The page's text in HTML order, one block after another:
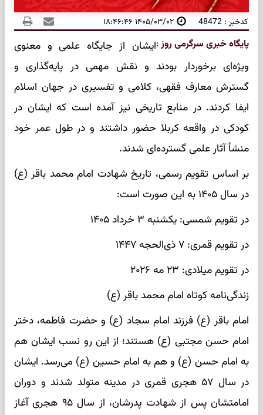
کدخبر : 48472 ۱۴۰۵/۰۳/۰۲ ۱۸:۴۶:۴۶
پایگاه خبری سرگرمی روز:ایشان از جایگاه علمی و معنوی
ویژه‌ای برخوردار بودند و نقش مهمی در پایه‌گذاری و
گسترش معارف فقهی، کلامی و تفسیری در جهان اسلام
ایفا کردند. در منابع تاریخی نیز آمده است که ایشان در
کودکی در واقعه کربلا حضور داشتند و در طول عمر خود
منشأ آثار علمی گسترده‌ای شدند.
بر اساس تقویم رسمی، تاریخ شهادت امام محمد باقر (ع)
در سال ۱۴۰۵ به این صورت است:
در تقویم شمسی: یکشنبه ۳ خرداد ۱۴۰۵
در تقویم قمری: ۷ ذی‌الحجه ۱۴۴۷
در تقویم میلادی: ۲۳ مه ۲۰۲۶
زندگی‌نامه کوتاه امام محمد باقر (ع)
امام باقر (ع) فرزند امام سجاد (ع) و حضرت فاطمه، دختر
امام حسن مجتبی (ع) هستند؛ از این رو نسب ایشان هم
به امام حسن (ع) و هم به امام حسین (ع) می‌رسد. ایشان
در سال ۵۷ هجری قمری در مدینه متولد شدند و دوران
امامتشان پس از شهادت پدرشان، از سال ۹۵ هجری آغاز